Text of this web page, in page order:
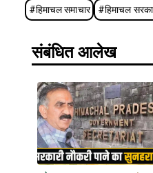
#हिमाचल समाचार #हिमाचल
संबंधित आलेख